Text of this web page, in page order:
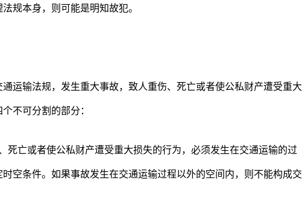
规本身，则可能是明知故犯。
运输法规，发生重大事故，致人重伤、死亡或者使公私财产遭受重大
不可分割的部分：
死亡或者使公私财产遭受重大损失的行为，必须发生在交通运输的过
空条件。如果事故发生在交通运输过程以外的空间内，则不能构成交